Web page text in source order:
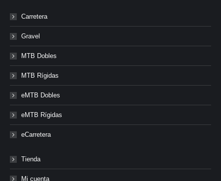
Carretera
Gravel
MTB Dobles
MTB Rígidas
eMTB Dobles
eMTB Rígidas
eCarretera
Tienda
Mi cuenta